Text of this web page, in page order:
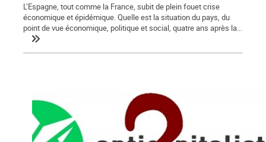
L’Espagne, tout comme la France, subit de plein fouet crise
économique et épidémique. Quelle est la situation du pays, du
point de vue économique, politique et social, quatre ans après la...